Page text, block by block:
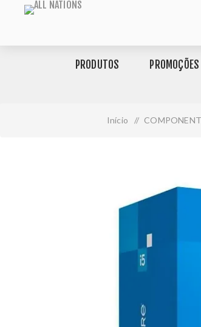
PRODUTOS PROMOÇÕES
Início /